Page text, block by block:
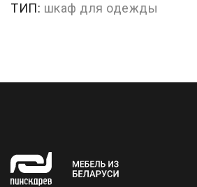
ТИП: шкаф для одежды